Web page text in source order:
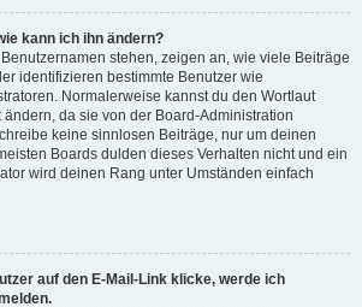
kann ich ihn ändern?
stehen, zeigen an, wie viele Beiträge
identifizieren bestimmte Benutzer wie
Normalerweise kannst du den Wortlaut
da sie von der Board-Administration
keine sinnlosen Beiträge, nur um deinen
Boards dulden dieses Verhalten nicht und ein
wird deinen Rang unter Umständen einfach
auf den E-Mail-Link klicke, werde ich